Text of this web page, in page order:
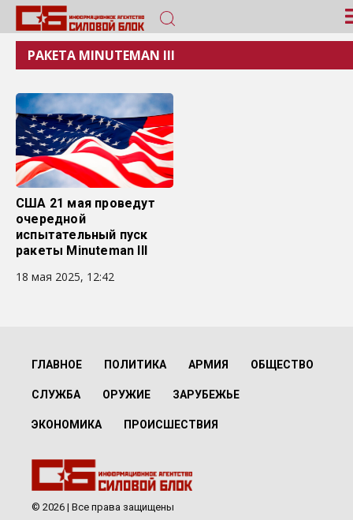
РАКЕТА MINUTEMAN III
США 21 мая проведут
очередной
испытательный пуск
ракеты Minuteman III
18 мая 2025, 12:42
ГЛАВНОЕ ПОЛИТИКА АРМИЯ ОБЩЕСТВО
СЛУЖБА ОРУЖИЕ ЗАРУБЕЖЬЕ
ЭКОНОМИКА ПРОИСШЕСТВИЯ
© 2026 | Все права защищены